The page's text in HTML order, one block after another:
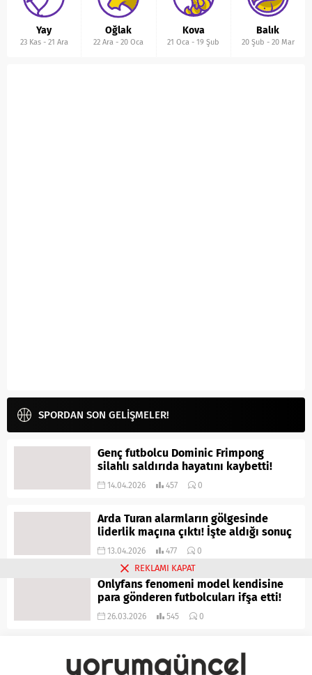
Yay
23 Kas- 21 Ara
Oğlak
22 Ara -20 Oca
Kova
21 Oca -19 Şub
Balık
20 Şub - 20 Mar
SPORDAN SON GELİŞMELER!
Genç futbolcu Dominic Frimpong
silahlı saldırıda hayatını kaybetti!
14.04.2026 457 0
Arda Turan alarmların gölgesinde
liderlik maçına çıktı! İşte aldığı sonuç
13.04.2026 477 0
Onlyfans fenomeni model kendisine
para gönderen futbolcuları ifşa etti!
26.03.2026 545 0
REKLAMI KAPAT